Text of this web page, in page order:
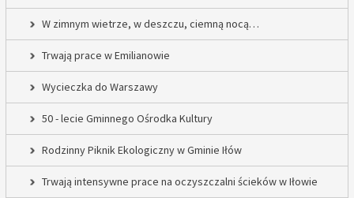
W zimnym wietrze, w deszczu, ciemną nocą…
Trwają prace w Emilianowie
Wycieczka do Warszawy
50 - lecie Gminnego Ośrodka Kultury
Rodzinny Piknik Ekologiczny w Gminie Iłów
Trwają intensywne prace na oczyszczalni ścieków w Iłowie